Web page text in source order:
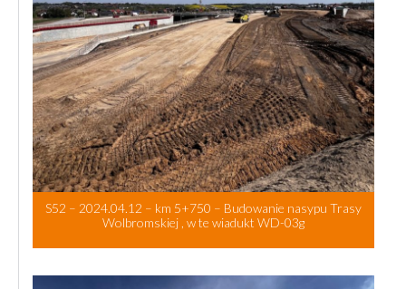
S52 – 2024.04.12 – km 5+750 – Budowanie nasypu Trasy
Wolbromskiej , w te wiadukt WD-03g